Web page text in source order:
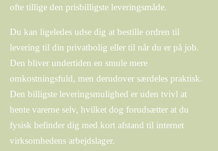
ofte tillige den prisbilligste leveringsmåde.
Du kan ligeledes udse dig at bestille ordren til
levering til din privatbolig eller til når du er på job.
Den bliver undertiden en smule mere
omkostningsfuld, men derudover særdeles praktisk.
Den billigste leveringsmulighed er uden tvivl at
hente varerne selv, hvilket dog forudsætter at du
fysisk befinder dig med kort afstand til internet
virksomhedens arbejdslager.